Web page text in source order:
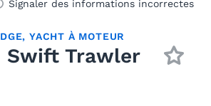
Signaler des informations incorrectes
YACHT À MOTEUR
Swift Trawler